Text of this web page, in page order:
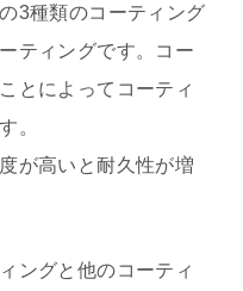
3種類のコーティング
ティングです。コー
とによってコーティ
。
が高いと耐久性が増
ングと他のコーティ